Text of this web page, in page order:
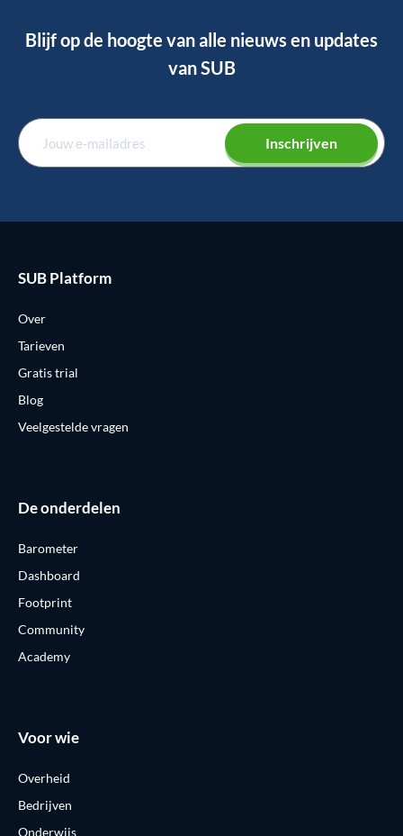
Blijf op de hoogte van alle nieuws en updates
van SUB
Inschrijven
SUB Platform
Over
Tarieven
Gratis trial
Blog
Veelgestelde vragen
De onderdelen
Barometer
Dashboard
Footprint
Community
Academy
Voor wie
Overheid
Bedrijven
Onderwijs